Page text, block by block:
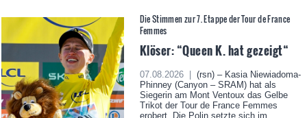
Die Stimmen zur 7. Etappe der Tour de France
Femmes
Klöser: “Queen K. hat gezeigt“
07.08.2026 |
(rsn) – Kasia Niewiadoma-
Phinney (Canyon – SRAM) hat als
Siegerin am Mont Ventoux das Gelbe
Trikot der Tour de France Femmes
erobert. Die Polin setzte sich im